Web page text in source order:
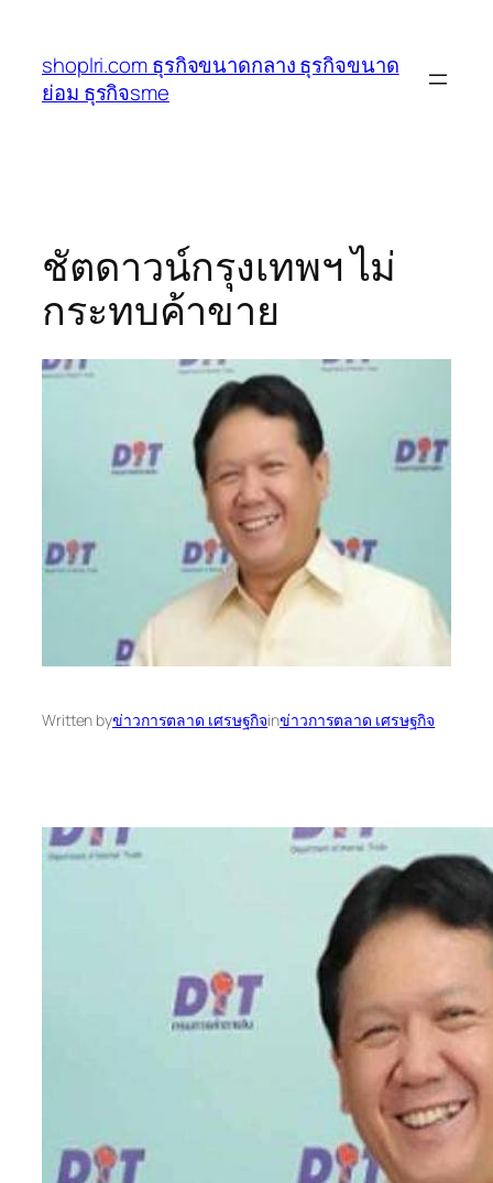
เนื้อหา
shoplri.com ธุรกิจขนาดกลาง ธุรกิจขนาด
ย่อม ธุรกิจsme
ชัตดาวน์กรุงเทพฯ ไม่
กระทบค้าขาย
Written byข่าวการตลาด เศรษฐกิจinข่าวการตลาด เศรษฐกิจ